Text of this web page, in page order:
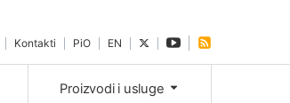
Kontakti PiO EN
Proizvodi i usluge